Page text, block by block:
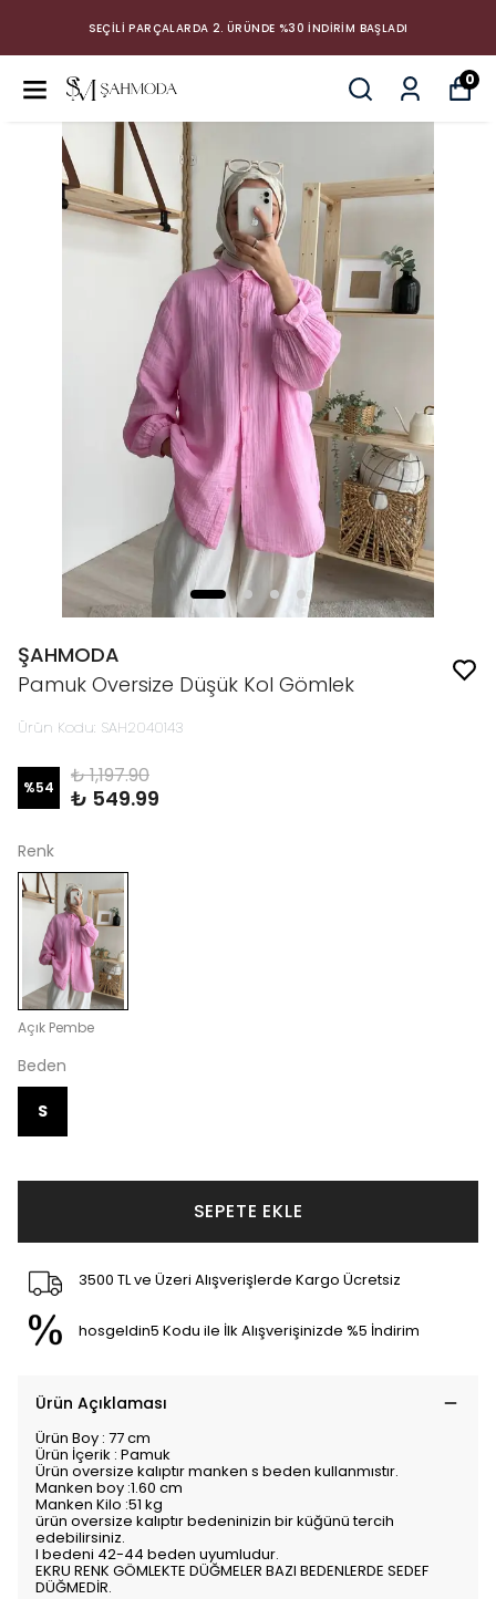
SEÇİLİ PARÇALARDA 2. ÜRÜNDE %30 İNDİRİM BAŞLADI
0
ŞAHMODA
Pamuk Oversize Düşük Kol Gömlek
Ürün Kodu: SAH2040143
%54 ₺ 1,197.90
₺ 549.99
Renk
Açık Pembe
Beden
S
SEPETE EKLE
3500 TL ve Üzeri Alışverişlerde Kargo Ücretsiz
hosgeldin5 Kodu ile İlk Alışverişinizde %5 İndirim
Ürün Açıklaması
Ürün Boy : 77 cm
Ürün İçerik : Pamuk
Ürün oversize kalıptır manken s beden kullanmıstır.
Manken boy :1.60 cm
Manken Kilo :51 kg
ürün oversize kalıptır bedeninizin bir küğünü tercih
edebilirsiniz.
l bedeni 42-44 beden uyumludur.
EKRU RENK GÖMLEKTE DÜĞMELER BAZI BEDENLERDE SEDEF
DÜĞMEDİR.